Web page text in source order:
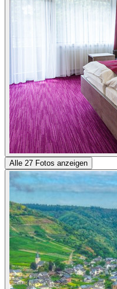
Alle 27 Fotos anzeigen